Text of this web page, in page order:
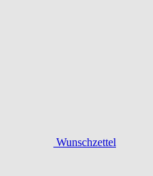
Wunschzettel